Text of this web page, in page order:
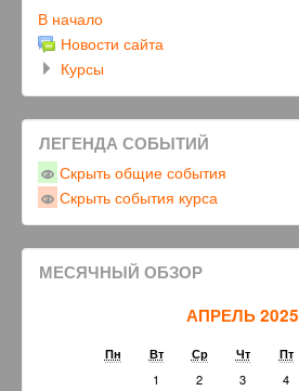
В начало
Новости сайта
Курсы
ЛЕГЕНДА СОБЫТИЙ
Скрыть общие события
Скрыть события курса
МЕСЯЧНЫЙ ОБЗОР
АПРЕЛЬ 2025
Пн Вт Ср Чт Пт
1
2 3 4